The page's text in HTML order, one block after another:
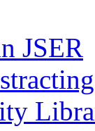
JSER